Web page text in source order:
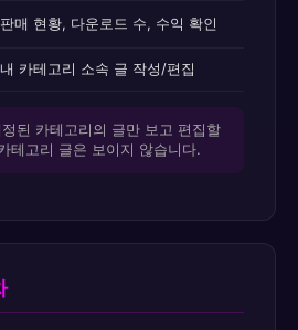
판매 현황, 다운로드 수, 수익 확인
내 카테고리 소속 글 작성/편집
된 카테고리의 글만 보고 편집할
테고리 글은 보이지 않습니다.